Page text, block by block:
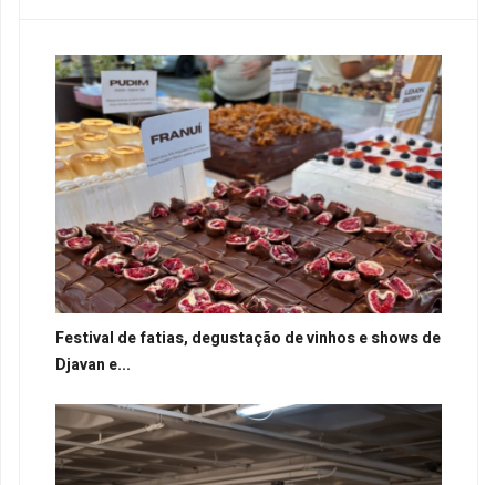
Festival de fatias, degustação de vinhos e shows de
Djavan e...